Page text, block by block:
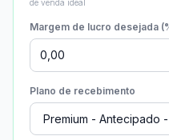
de venda ideal
Margem de lucro desejada
Plano de recebimento